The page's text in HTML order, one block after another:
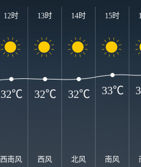
12时
西南风
13时
西风
14时
北风
15时
南风
32℃ 32℃ 32℃ 33℃